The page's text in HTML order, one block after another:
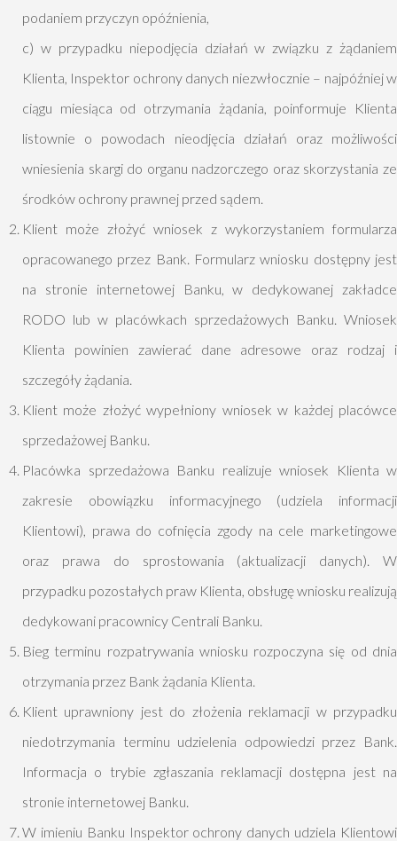
podaniem przyczyn opóźnienia,
c) w przypadku niepodjęcia działań w związku z żądaniem
Klienta, Inspektor ochrony danych niezwłocznie – najpóźniej w
ciągu miesiąca od otrzymania żądania, poinformuje Klienta
listownie o powodach nieodjęcia działań oraz możliwości
wniesienia skargi do organu nadzorczego oraz skorzystania ze
środków ochrony prawnej przed sądem.
Klient może złożyć wniosek z wykorzystaniem formularza
opracowanego przez Bank. Formularz wniosku dostępny jest
na stronie internetowej Banku, w dedykowanej zakładce
RODO lub w placówkach sprzedażowych Banku. Wniosek
Klienta powinien zawierać dane adresowe oraz rodzaj i
szczegóły żądania.
Klient może złożyć wypełniony wniosek w każdej placówce
sprzedażowej Banku.
Placówka sprzedażowa Banku realizuje wniosek Klienta w
zakresie obowiązku informacyjnego (udziela informacji
Klientowi), prawa do cofnięcia zgody na cele marketingowe
oraz prawa do sprostowania (aktualizacji danych). W
przypadku pozostałych praw Klienta, obsługę wniosku realizują
dedykowani pracownicy Centrali Banku.
Bieg terminu rozpatrywania wniosku rozpoczyna się od dnia
otrzymania przez Bank żądania Klienta.
Klient uprawniony jest do złożenia reklamacji w przypadku
niedotrzymania terminu udzielenia odpowiedzi przez Bank.
Informacja o trybie zgłaszania reklamacji dostępna jest na
stronie internetowej Banku.
W imieniu Banku Inspektor ochrony danych udziela Klientowi